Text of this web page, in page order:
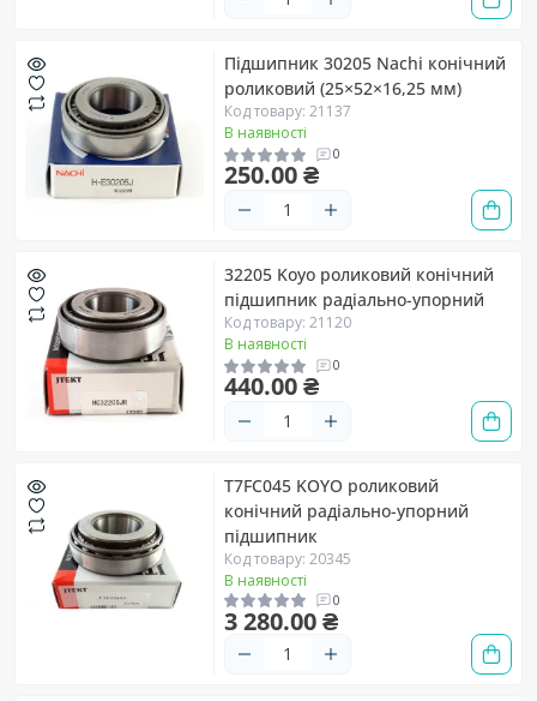
Підшипник 30205 Nachi конічний
роликовий (25×52×16,25 мм)
Код товару: 21137
В наявності
0
250.00 ₴
32205 Koyo роликовий конічний
підшипник радіально-упорний
Код товару: 21120
В наявності
0
440.00 ₴
T7FC045 KOYO роликовий
конічний радіально-упорний
підшипник
Код товару: 20345
В наявності
0
3 280.00 ₴